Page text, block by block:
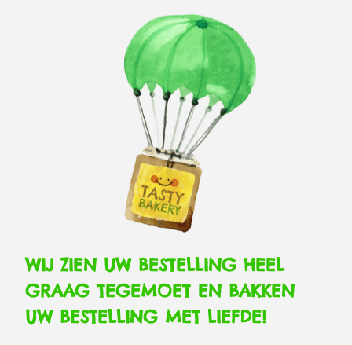
WIJ ZIEN UW BESTELLING HEEL
GRAAG TEGEMOET EN BAKKEN
UW BESTELLING MET LIEFDE!